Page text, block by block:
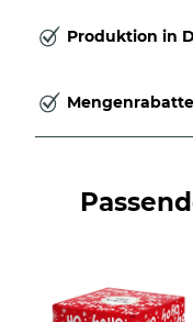
Produktion in
Mengenrabatte